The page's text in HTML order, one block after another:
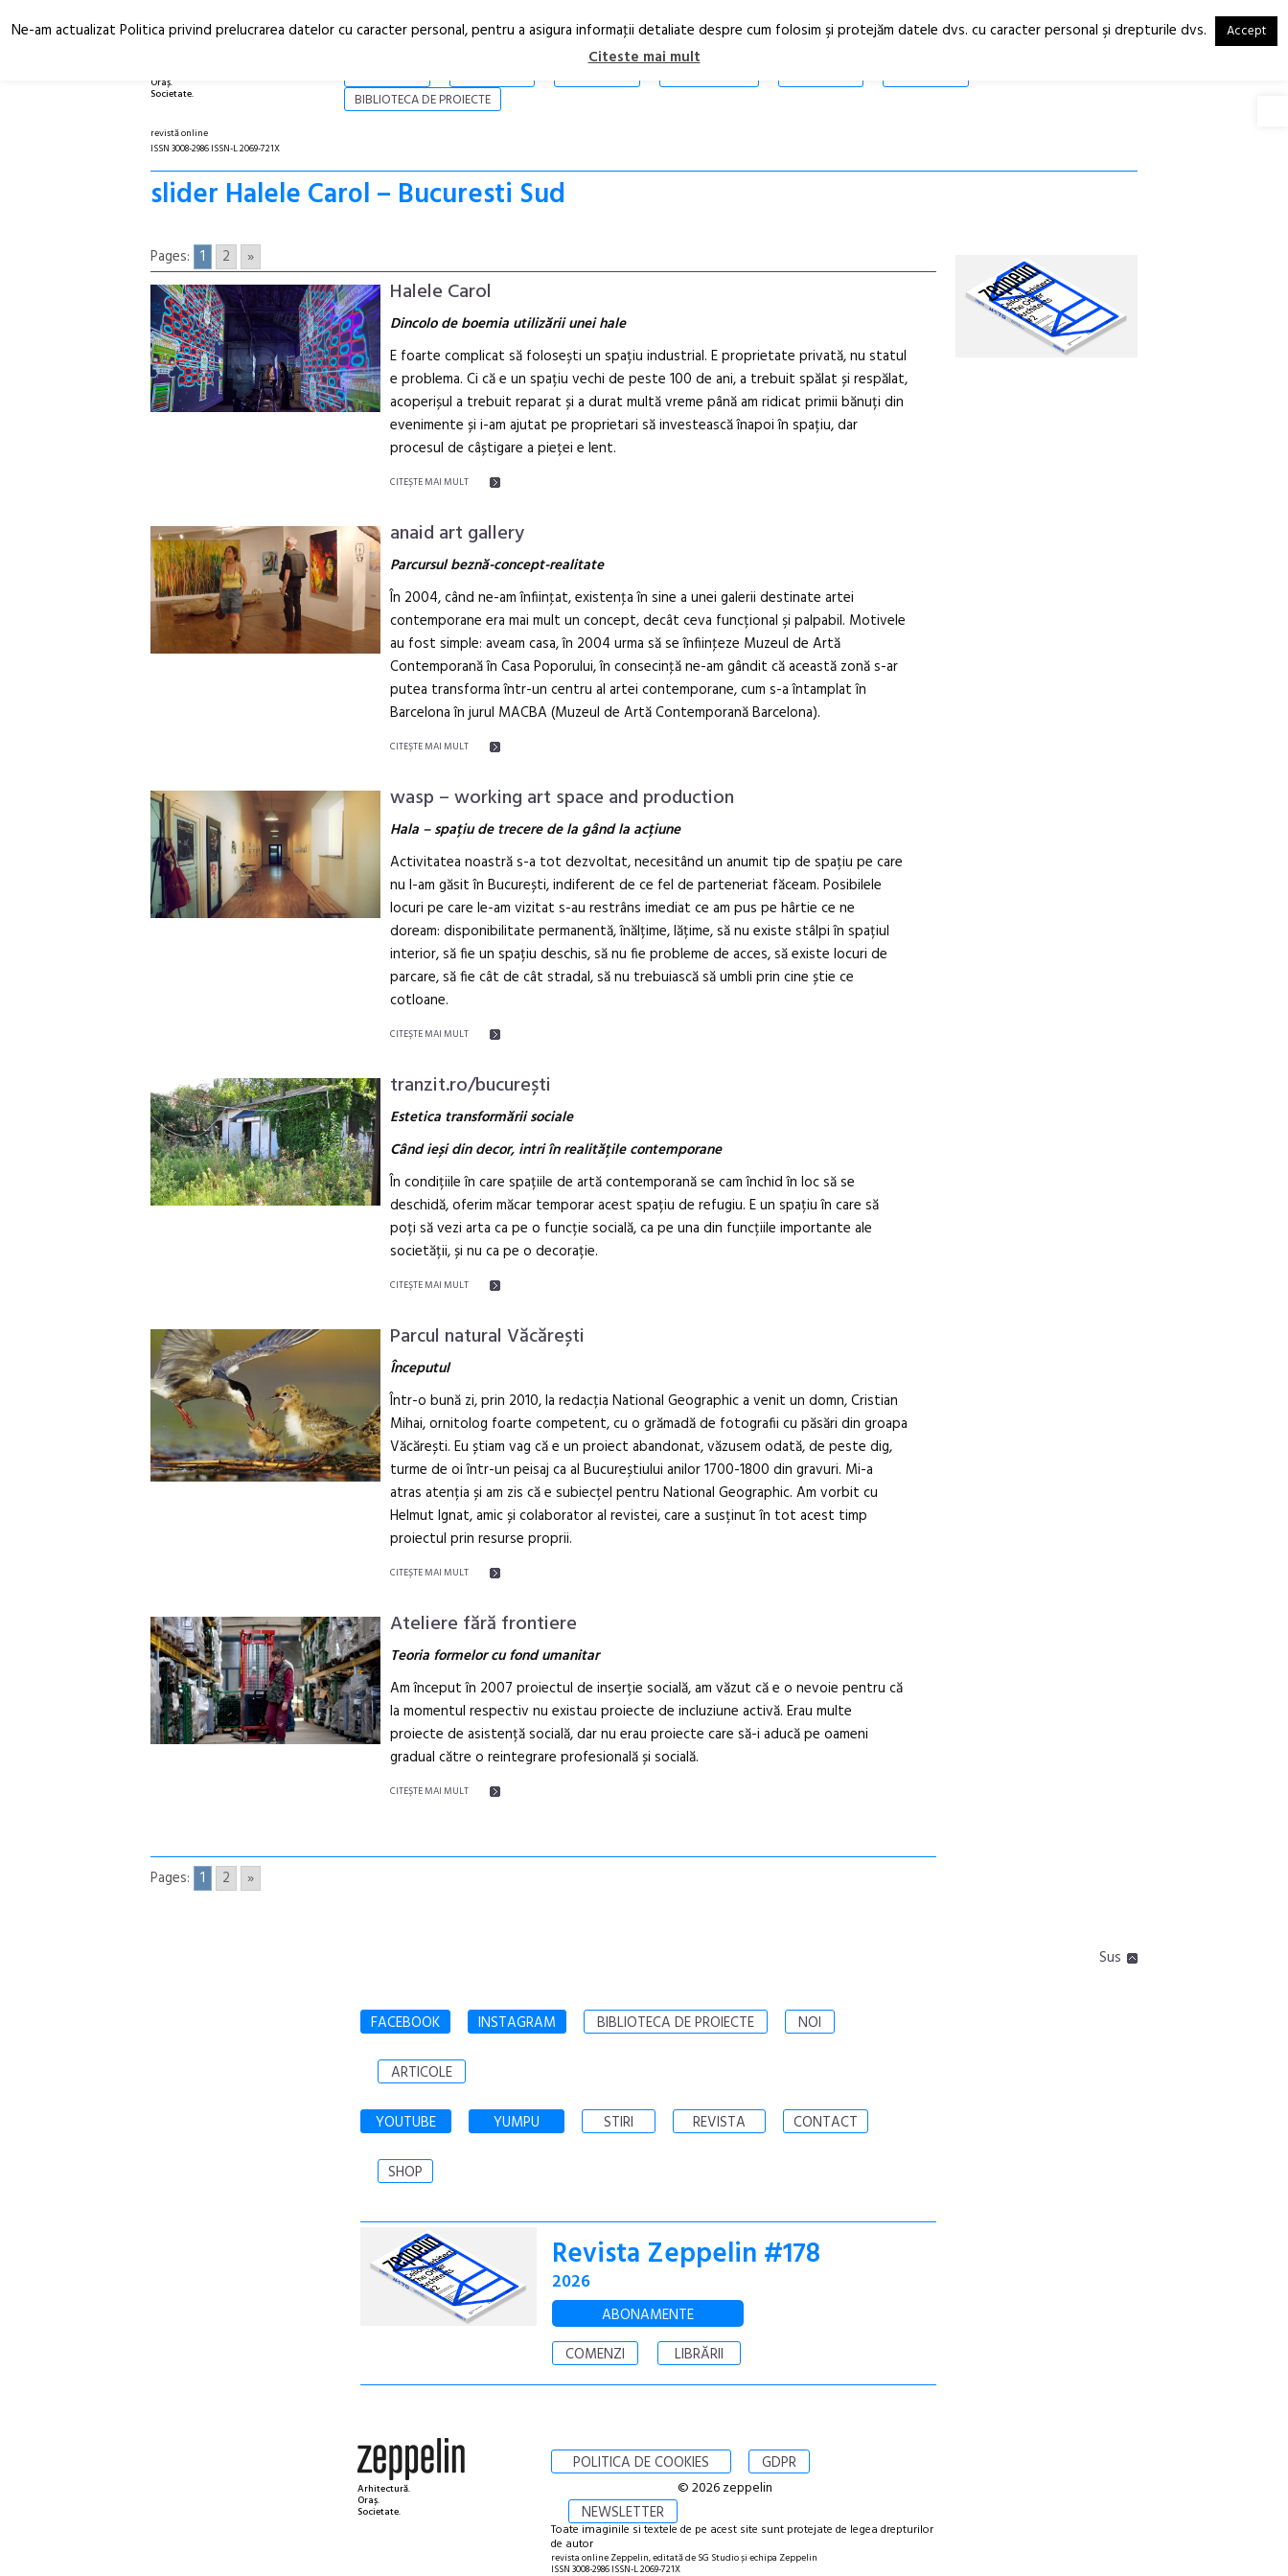
Oraș.
Societate.
RO
EN
BIBLIOTECA DE PROIECTE
revistă online
ISSN 3008-2986 ISSN-L 2069-721X
slider Halele Carol – Bucuresti Sud
Pages: 1 2 »
Halele Carol
Dincolo de boemia utilizării unei hale
E foarte complicat să folosești un spațiu industrial. E proprietate privată, nu statul
e problema. Ci că e un spațiu vechi de peste 100 de ani, a trebuit spălat și respălat,
acoperișul a trebuit reparat și a durat multă vreme până am ridicat primii bănuți din
evenimente și i-am ajutat pe proprietari să investească înapoi în spațiu, dar
procesul de câștigare a pieței e lent.
CITEŞTE MAI MULT
anaid art gallery
Parcursul beznă-concept-realitate
În 2004, când ne-am înfiinţat, existenţa în sine a unei galerii destinate artei
contemporane era mai mult un concept, decât ceva funcțional şi palpabil. Motivele
au fost simple: aveam casa, în 2004 urma să se înfiinţeze Muzeul de Artă
Contemporană în Casa Poporului, în consecinţă ne-am gândit că această zonă s-ar
putea transforma într-un centru al artei contemporane, cum s-a întamplat în
Barcelona în jurul MACBA (Muzeul de Artă Contemporană Barcelona).
CITEŞTE MAI MULT
wasp – working art space and production
Hala – spațiu de trecere de la gând la acțiune
Activitatea noastră s-a tot dezvoltat, necesitând un anumit tip de spațiu pe care
nu l-am găsit în București, indiferent de ce fel de parteneriat făceam. Posibilele
locuri pe care le-am vizitat s-au restrâns imediat ce am pus pe hârtie ce ne
doream: disponibilitate permanentă, înălțime, lățime, să nu existe stâlpi în spațiul
interior, să fie un spațiu deschis, să nu fie probleme de acces, să existe locuri de
parcare, să fie cât de cât stradal, să nu trebuiască să umbli prin cine știe ce
cotloane.
CITEŞTE MAI MULT
tranzit.ro/bucurești
Estetica transformării sociale
Când ieși din decor, intri în realitățile contemporane
În condițiile în care spațiile de artă contemporană se cam închid în loc să se
deschidă, oferim măcar temporar acest spațiu de refugiu. E un spațiu în care să
poți să vezi arta ca pe o funcție socială, ca pe una din funcțiile importante ale
societății, și nu ca pe o decorație.
CITEŞTE MAI MULT
Parcul natural Văcărești
Începutul
Într-o bună zi, prin 2010, la redacția National Geographic a venit un domn, Cristian
Mihai, ornitolog foarte competent, cu o grămadă de fotografii cu păsări din groapa
Văcărești. Eu știam vag că e un proiect abandonat, văzusem odată, de peste dig,
turme de oi într-un peisaj ca al Bucureștiului anilor 1700-1800 din gravuri. Mi-a
atras atenția și am zis că e subiecțel pentru National Geographic. Am vorbit cu
Helmut Ignat, amic și colaborator al revistei, care a susținut în tot acest timp
proiectul prin resurse proprii.
CITEŞTE MAI MULT
Ateliere fără frontiere
Teoria formelor cu fond umanitar
Am început în 2007 proiectul de inserție socială, am văzut că e o nevoie pentru că
la momentul respectiv nu existau proiecte de incluziune activă. Erau multe
proiecte de asistență socială, dar nu erau proiecte care să-i aducă pe oameni
gradual către o reintegrare profesională și socială.
CITEŞTE MAI MULT
Pages: 1 2 »
Sus
FACEBOOK INSTAGRAM BIBLIOTECA DE PROIECTE NOI
ARTICOLE
YOUTUBE YUMPU STIRI REVISTA CONTACT
SHOP
Revista Zeppelin #178
2026
ABONAMENTE
COMENZI
LIBRĂRII
Arhitectură.
Oraș.
Societate.
POLITICA DE COOKIES GDPR
NEWSLETTER
© 2026 zeppelin
Toate imaginile si textele de pe acest site sunt protejate de legea drepturilor
de autor
revista online Zeppelin, editată de SG Studio și echipa Zeppelin
ISSN 3008-2986 ISSN-L 2069-721X
Ne-am actualizat Politica privind prelucrarea datelor cu caracter personal, pentru a asigura informaţii detaliate despre cum folosim şi protejăm datele dvs. cu caracter personal şi drepturile dvs. Accept
Citeste mai mult